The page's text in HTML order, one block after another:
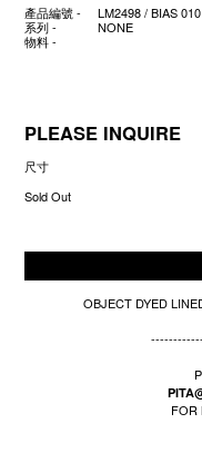
產品編號 -
LM2498 / BIAS 010
系列 -
NONE
物料 -
PLEASE INQUIRE
尺寸
Sold Out
OBJECT DYED
FOR